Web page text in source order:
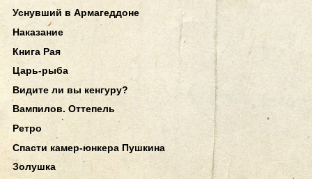
Уснувший в Армагеддоне
Наказание
Книга Рая
Царь-рыба
Видите ли вы кенгуру?
Вампилов. Оттепель
Ретро
Спасти камер-юнкера Пушкина
Золушка